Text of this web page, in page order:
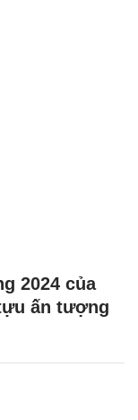
2024 của
ấn tượng